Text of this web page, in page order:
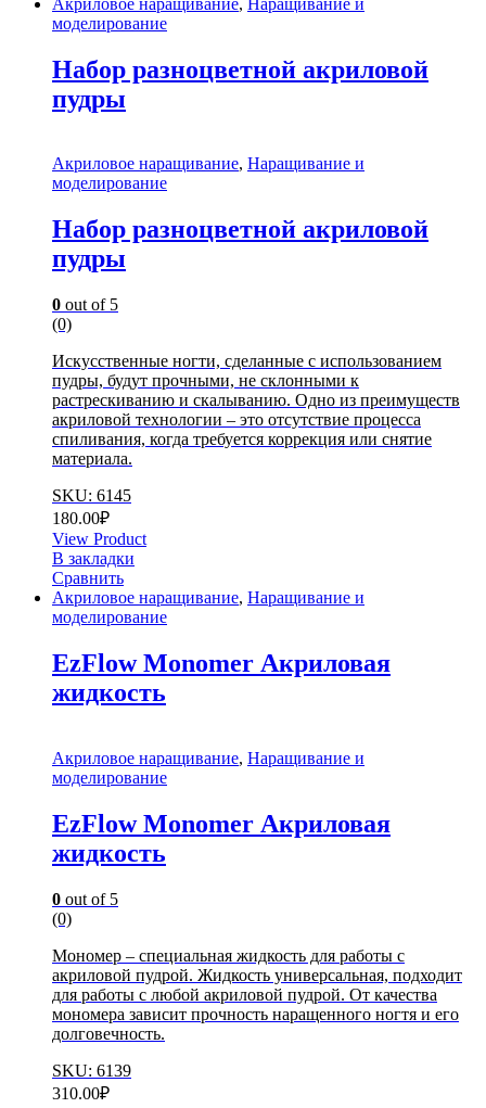
моделирование
Набор разноцветной акриловой
пудры
Акриловое наращивание, Наращивание и
моделирование
Набор разноцветной акриловой
пудры
0 out of 5
(0)
Искусственные ногти, сделанные с использованием
пудры, будут прочными, не склонными к
растрескиванию и скалыванию. Одно из преимуществ
акриловой технологии – это отсутствие процесса
спиливания, когда требуется коррекция или снятие
материала.
SKU: 6145
180.00₽
View Product
В закладки
Сравнить
Акриловое наращивание, Наращивание и
моделирование
EzFlow Monomer Акриловая
жидкость
Акриловое наращивание, Наращивание и
моделирование
EzFlow Monomer Акриловая
жидкость
0 out of 5
(0)
Мономер – специальная жидкость для работы с
акриловой пудрой. Жидкость универсальная, подходит
для работы с любой акриловой пудрой. От качества
мономера зависит прочность наращенного ногтя и его
долговечность.
SKU: 6139
310.00₽